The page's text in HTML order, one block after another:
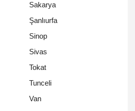
Sakarya
Şanlıurfa
Sinop
Sivas
Tokat
Tunceli
Van